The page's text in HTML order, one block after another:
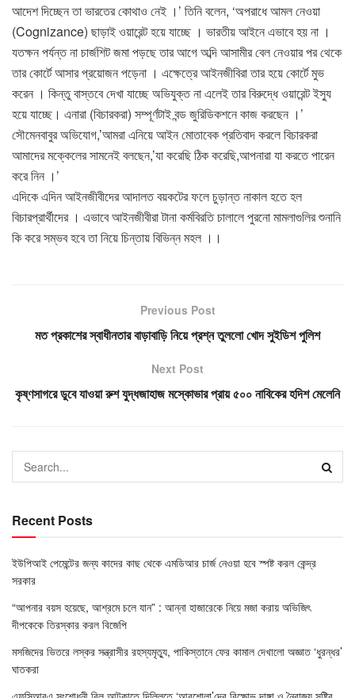
আদেশ দিচ্ছেন তা ভারতের কোথাও নেই ।’ তিনি বলেন, ‘অপরাধে আমল নেওয়া
(Cognizance) ছাড়াই ওয়ারেন্ট হয়ে যাচ্ছে । ভারতীয় আইনে এভাবে হয় না ।
যতক্ষন পর্যন্ত না চার্জশিট জমা পড়ছে তার আগে অব্দি আসামীর বেল নেওয়ার পর থেকে
তার কোর্টে আসার প্রয়োজন পড়েনা । এক্ষেত্রে আইনজীবিরা তার হয়ে কোর্টে মুভ
করেন । কিন্তু বাস্তবে দেখা যাচ্ছে অভিযুক্ত না এলেই তার বিরুদ্ধে ওয়ারেন্ট ইস্যু
হয়ে যাচ্ছে। এনারা (বিচারকরা) সম্পূর্ণটাই বন্ড জুরিডিকশনে কাজ করছেন ।’
সৌমেনবাবুর অভিযোগ,’আমরা এনিয়ে আইন মোতাবেক প্রতিবাদ করলে বিচারকরা
আমাদের মক্কেলের সামনেই বলছেন,’যা করেছি ঠিক করেছি,আপনারা যা করতে পারেন
করে নিন ।’
এদিকে এদিন আইনজীবীদের আদালত বয়কটের ফলে চুড়ান্ত নাকাল হতে হল
বিচারপ্রার্থীদের । এভাবে আইনজীবীরা টানা কর্মবিরতি চালালে পুরনো মামলাগুলির শুনানি
কি করে সম্ভব হবে তা নিয়ে চিন্তায় বিভিন্ন মহল ।।
Previous Post
মত প্রকাশের স্বাধীনতার বাড়াবাড়ি নিয়ে প্রশ্ন তুললো খোদ সুইডিশ পুলিশ
Next Post
কৃষ্ণসাগরে ডুবে যাওয়া রুশ যুদ্ধজাহাজ মস্কোভার প্রায় ৫০০ নাবিকের হদিশ মেলেনি
Recent Posts
ইউপিআই পেমেন্টের জন্য কাদের কাছ থেকে এমডিআর চার্জ নেওয়া হবে স্পষ্ট করল কেন্দ্র
সরকার
“আপনার বয়স হয়েছে, আশ্রমে চলে যান” : আন্না হাজারেকে নিয়ে মজা করায় অভিজিৎ
দীপকেকে তিরস্কার করল বিজেপি
মসজিদের ভিতরে লস্কর সন্ত্রাসীর রহস্যমৃত্যু, পাকিস্তানে ফের কামাল দেখালো অজ্ঞাত ‘ধুরন্ধর’
ঘাতকরা